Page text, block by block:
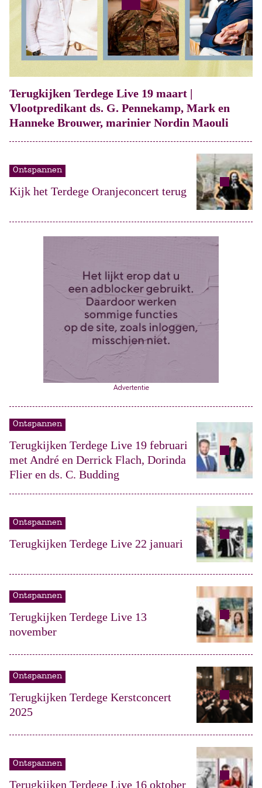
Terugkijken Terdege Live 19 maart |
Vlootpredikant ds. G. Pennekamp, Mark en
Hanneke Brouwer, marinier Nordin Maouli
Ontspannen
Kijk het Terdege Oranjeconcert terug
Advertentie
Ontspannen
Terugkijken Terdege Live 19 februari
met André en Derrick Flach, Dorinda
Flier en ds. C. Budding
Ontspannen
Terugkijken Terdege Live 22 januari
Ontspannen
Terugkijken Terdege Live 13
november
Ontspannen
Terugkijken Terdege Kerstconcert
2025
Ontspannen
Terugkijken Terdege Live 16 oktober